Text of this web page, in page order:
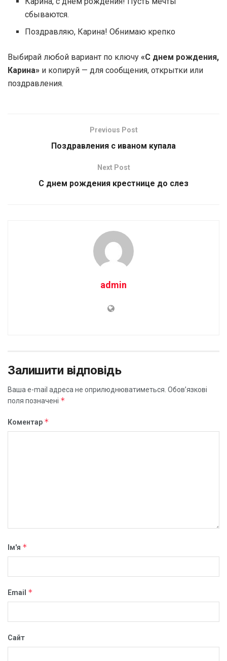
сбываются.
Поздравляю, Карина! Обнимаю крепко
Выбирай любой вариант по ключу «С днем рождения,
Карина» и копируй — для сообщения, открытки или
поздравления.
Previous Post
Поздравления с иваном купала
Next Post
С днем рождения крестнице до слез
admin
Залишити відповідь
Ваша e-mail адреса не оприлюднюватиметься. Обов’язкові
поля позначені *
Коментар *
Ім'я *
Email *
Сайт